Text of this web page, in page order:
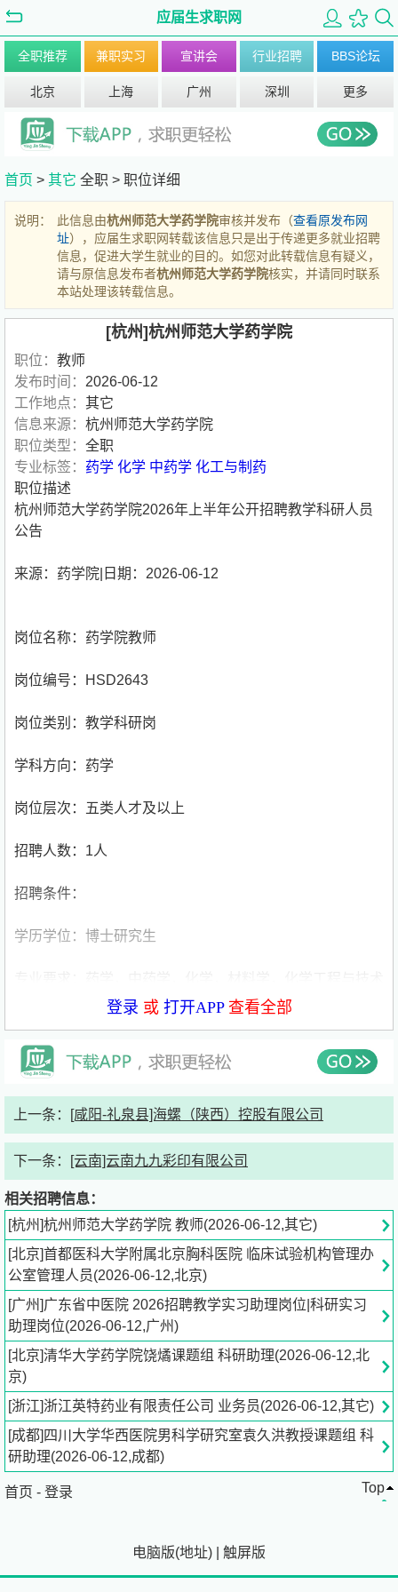
应届生求职网
全职推荐 兼职实习 宣讲会 行业招聘 BBS论坛
北京 上海 广州 深圳 更多
首页 > 其它 全职 > 职位详细
说明： 此信息由杭州师范大学药学院审核并发布（查看原发布网
址），应届生求职网转载该信息只是出于传递更多就业招聘
信息，促进大学生就业的目的。如您对此转载信息有疑义，
请与原信息发布者杭州师范大学药学院核实，并请同时联系
本站处理该转载信息。
[杭州]杭州师范大学药学院
职位： 教师
发布时间： 2026-06-12
工作地点： 其它
信息来源： 杭州师范大学药学院
职位类型： 全职
专业标签： 药学 化学 中药学 化工与制药
职位描述
杭州师范大学药学院2026年上半年公开招聘教学科研人员
公告
来源：药学院|日期：2026-06-12
岗位名称：药学院教师
岗位编号：HSD2643
岗位类别：教学科研岗
学科方向：药学
岗位层次：五类人才及以上
招聘人数：1人
招聘条件：
学历学位：博士研究生
统等，主要从事新型制剂（脂质体、纳米粒）、mRNA递送
系统的研发，或具备中药分析、药物分析、代谢组学、蛋白
具体招聘信息请详见:杭州师范大学人才招聘网
登录 或 打开APP查看全部
上一条： [咸阳-礼泉县]海螺（陕西）控股有限公司
下一条： [云南]云南九九彩印有限公司
相关招聘信息：
[杭州]杭州师范大学药学院 教师(2026-06-12,其它)
[北京]首都医科大学附属北京胸科医院 临床试验机构管理办
公室管理人员(2026-06-12,北京)
[广州]广东省中医院 2026招聘教学实习助理岗位|科研实习
助理岗位(2026-06-12,广州)
[北京]清华大学药学院饶燏课题组 科研助理(2026-06-12,北
京)
[浙江]浙江英特药业有限责任公司 业务员(2026-06-12,其它)
[成都]四川大学华西医院男科学研究室袁久洪教授课题组 科
研助理(2026-06-12,成都)
首页 - 登录 Top
电脑版(地址) 触屏版